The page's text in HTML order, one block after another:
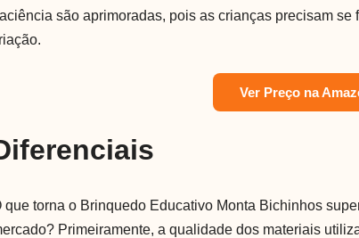
são aprimoradas, pois as crianças precisam se
Ver Preço na
que torna o Brinquedo Educativo Monta Bichinhos
Primeiramente, a qualidade dos materiais